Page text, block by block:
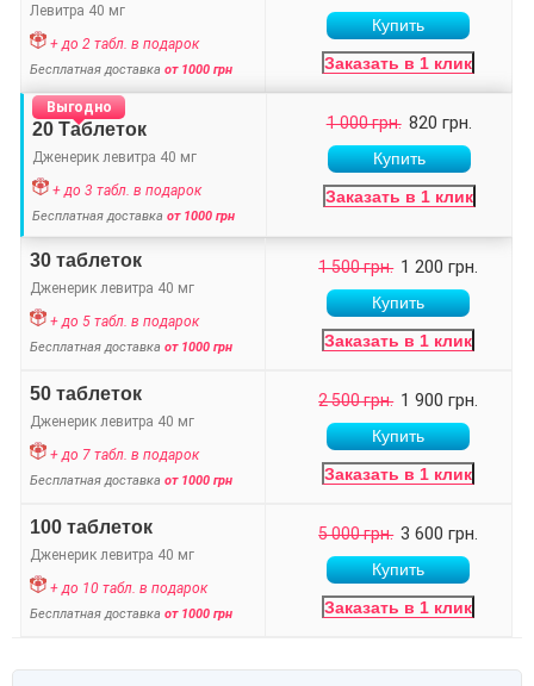
Левитра 40 мг
+ до 2 табл. в подарок
Бесплатная доставкаот 1000 грн Заказать в 1 клик
Выгодно
20 Таблеток
Дженерик левитра 40 мг
+ до 3 табл. в подарок
Бесплатная доставкаот 1000 грн
1 000 грн. 820 грн.
Заказать в 1 клик
30 таблеток
Дженерик левитра 40 мг
+ до 5 табл. в подарок
Бесплатная доставкаот 1000 грн
1 500 грн. 1 200 грн.
Заказать в 1 клик
50 таблеток
Дженерик левитра 40 мг
+ до 7 табл. в подарок
Бесплатная доставкаот 1000 грн
2 500 грн. 1 900 грн.
Заказать в 1 клик
100 таблеток
Дженерик левитра 40 мг
+ до 10 табл. в подарок
Бесплатная доставкаот 1000 грн
5 000 грн. 3 600 грн.
Заказать в 1 клик